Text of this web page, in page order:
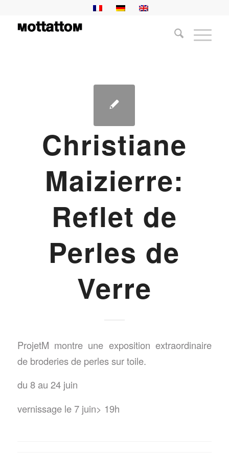
Christiane
Maizierre:
Reflet de
Perles de
Verre
ProjetM montre une exposition extraordinaire
de broderies de perles sur toile.
du 8 au 24 juin
vernissage le 7 juin> 19h